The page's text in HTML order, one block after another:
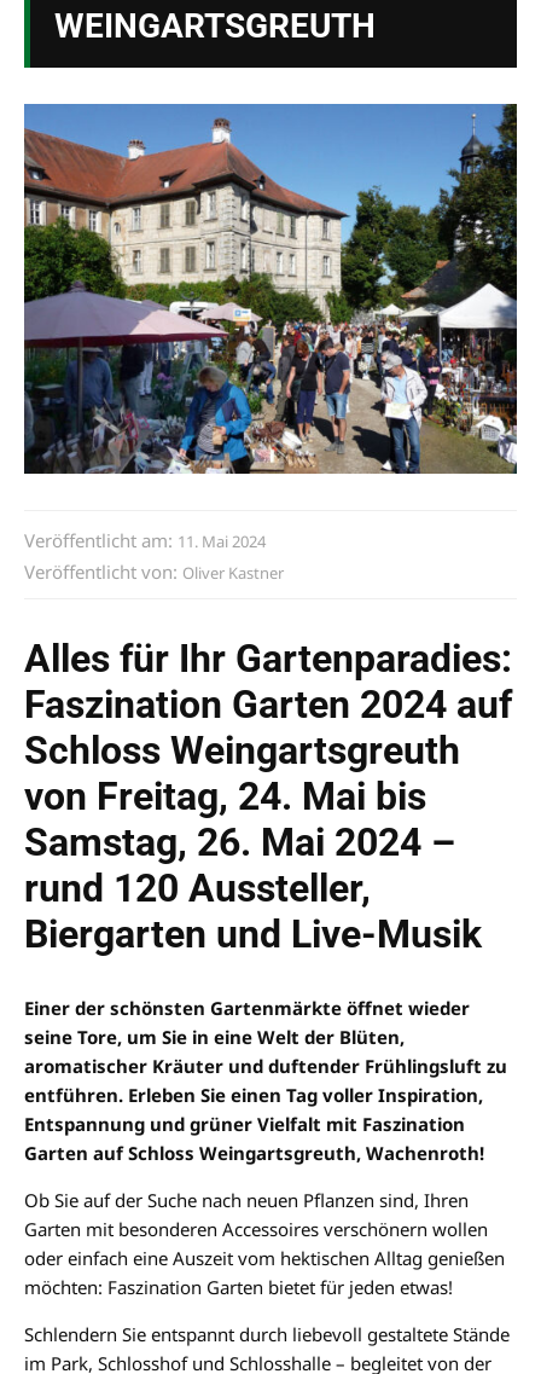
WEINGARTSGREUTH
Veröffentlicht am: 11. Mai 2024
Veröffentlicht von: Oliver Kastner
Alles für Ihr Gartenparadies:
Faszination Garten 2024 auf
Schloss Weingartsgreuth
von Freitag, 24. Mai bis
Samstag, 26. Mai 2024 –
rund 120 Aussteller,
Biergarten und Live-Musik
Einer der schönsten Gartenmärkte öffnet wieder
seine Tore, um Sie in eine Welt der Blüten,
aromatischer Kräuter und duftender Frühlingsluft zu
entführen. Erleben Sie einen Tag voller Inspiration,
Entspannung und grüner Vielfalt mit Faszination
Garten auf Schloss Weingartsgreuth, Wachenroth!
Ob Sie auf der Suche nach neuen Pflanzen sind, Ihren
Garten mit besonderen Accessoires verschönern wollen
oder einfach eine Auszeit vom hektischen Alltag genießen
möchten: Faszination Garten bietet für jeden etwas!
Schlendern Sie entspannt durch liebevoll gestaltete Stände
im Park, Schlosshof und Schlosshalle – begleitet von der